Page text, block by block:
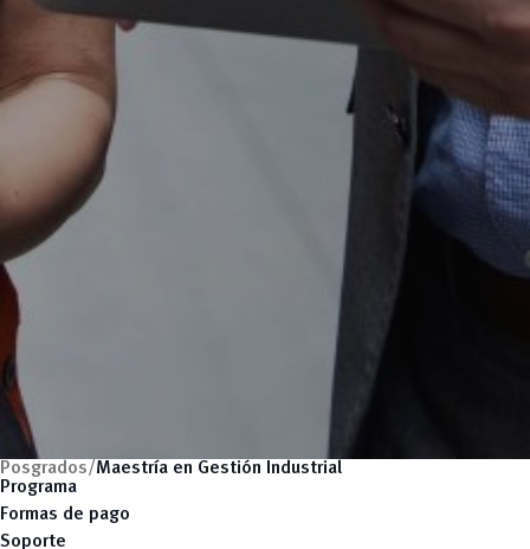
Posgrados/Maestría en Gestión Industrial
Programa
Formas de pago
Soporte